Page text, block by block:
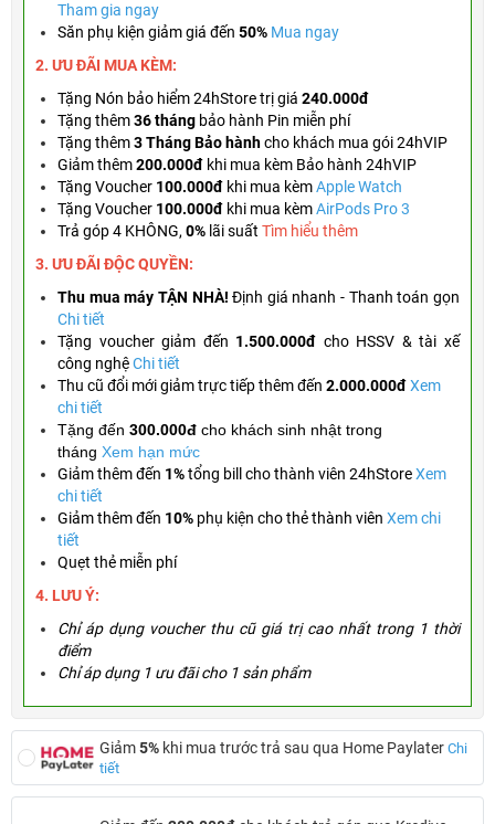
Tham gia ngay
Săn phụ kiện giảm giá đến 50% Mua ngay
2. ƯU ĐÃI MUA KÈM:
Tặng Nón bảo hiểm 24hStore trị giá 240.000đ
Tặng thêm36 tháng bảo hành Pin miễn phí
Tặng thêm3 Tháng Bảo hànhcho khách mua gói 24hVIP
Giảm thêm200.000đ khi mua kèm Bảo hành 24hVIP
Tặng Voucher 100.000đ khi mua kèmApple Watch
Tặng Voucher 100.000đ khi mua kèmAirPods Pro 3
Trả góp 4 KHÔNG,0% lãi suất Tìm hiểu thêm
3. ƯU ĐÃI ĐỘC QUYỀN:
Thu mua máy TẬN NHÀ!Định giá nhanh - Thanh toán gọn
Chi tiết
Tặng voucher giảm đến 1.500.000đ cho HSSV & tài xế
công nghệChi tiết
Thu cũ đổi mới giảm trực tiếp thêm đến 2.000.000đXem
chi tiết
Tặng đến 300.000đ cho khách sinh nhật trong
tháng Xem hạn mức
Giảm thêm đến 1%tổng bill cho thành viên 24hStoreXem
chi tiết
Giảm thêm đến 10% phụ kiện cho thẻ thành viên Xem chi
tiết
Quẹt thẻ miễn phí
4. LƯU Ý:
Chỉ áp dụng voucher thu cũ giá trị cao nhất trong 1 thời
điểm
Chỉ áp dụng 1 ưu đãi cho 1 sản phẩm
Giảm5% khi mua trước trả sau qua Home Paylater Chi
tiết